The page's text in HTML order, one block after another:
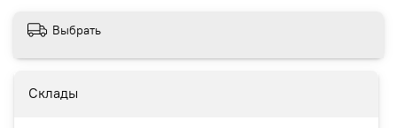
Склады
Выбрать